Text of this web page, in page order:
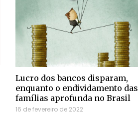
Lucro dos bancos disparam,
enquanto o endividamento das
famílias aprofunda no Brasil
16 de fevereiro de 2022